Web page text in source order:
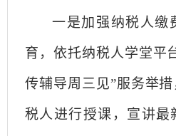
一是加强纳税人缴
育，依托纳税人学堂平
传辅导周三见”服务举
税人进行授课，宣讲最